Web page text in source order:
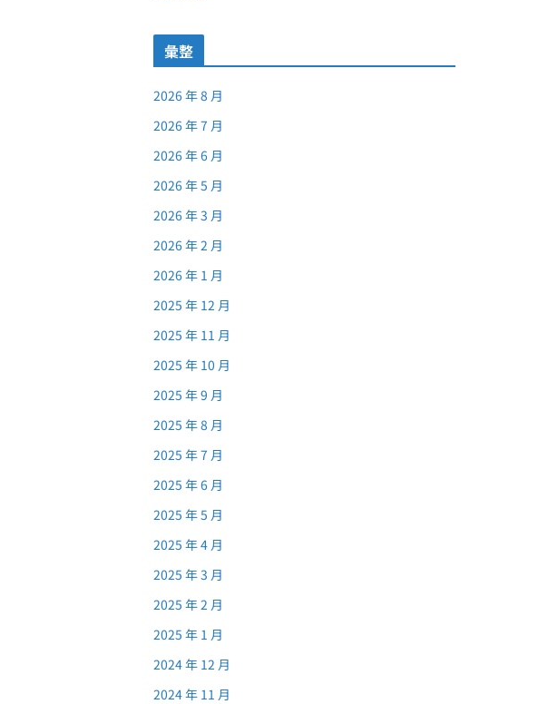
彙整
2026 年 8 月
2026 年 7 月
2026 年 6 月
2026 年 5 月
2026 年 3 月
2026 年 2 月
2026 年 1 月
2025 年 12 月
2025 年 11 月
2025 年 10 月
2025 年 9 月
2025 年 8 月
2025 年 7 月
2025 年 6 月
2025 年 5 月
2025 年 4 月
2025 年 3 月
2025 年 2 月
2025 年 1 月
2024 年 12 月
2024 年 11 月